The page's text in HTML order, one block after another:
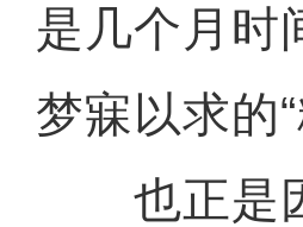
是几个月时
梦寐以求的“
也正是因